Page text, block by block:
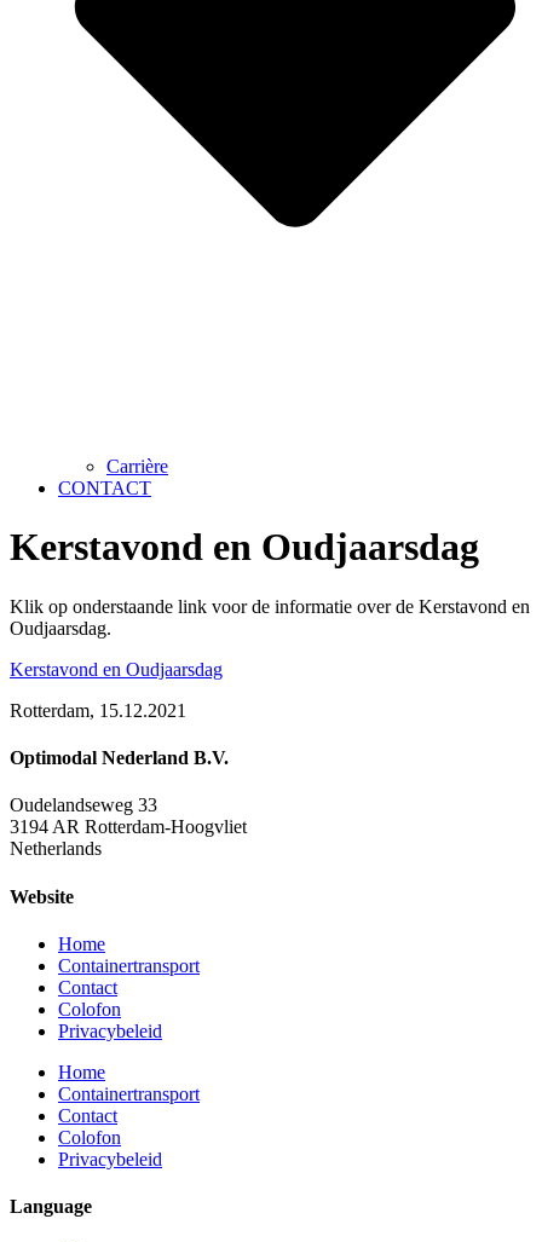
Carrière
CONTACT
Kerstavond en Oudjaarsdag
Klik op onderstaande link voor de informatie over de Kerstavond en
Oudjaarsdag.
Kerstavond en Oudjaarsdag
Rotterdam, 15.12.2021
Optimodal Nederland B.V.
Oudelandseweg 33
3194 AR Rotterdam-Hoogvliet
Netherlands
Website
Home
Containertransport
Contact
Colofon
Privacybeleid
Home
Containertransport
Contact
Colofon
Privacybeleid
Language